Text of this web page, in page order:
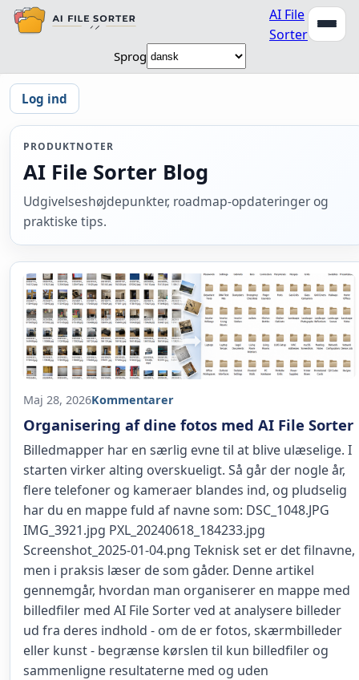
AI File
Sorter
Sprog
Log ind
PRODUKTNOTER
AI File Sorter Blog
Udgivelseshøjdepunkter, roadmap-opdateringer og
praktiske tips.
Maj 28, 2026Kommentarer
Organisering af dine fotos med AI File Sorter
Billedmapper har en særlig evne til at blive ulæselige. I
starten virker alting overskueligt. Så går der nogle år,
flere telefoner og kameraer blandes ind, og pludselig
har du en mappe fuld af navne som: DSC_1048.JPG
IMG_3921.jpg PXL_20240618_184233.jpg
Screenshot_2025-01-04.png Teknisk set er det filnavne,
men i praksis læser de som gåder. Denne artikel
gennemgår, hvordan man organiserer en mappe med
billedfiler med AI File Sorter ved at analysere billeder
ud fra deres indhold - om de er fotos, skærmbilleder
eller kunst - begrænse kørslen til kun billedfiler og
sammenligne resultaterne med og uden